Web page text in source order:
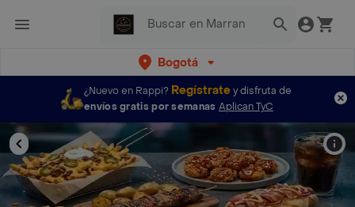
Bogotá
¿Nuevo en Rappi? Regístratey disfruta de
envíos gratis por semanas Aplican TyC